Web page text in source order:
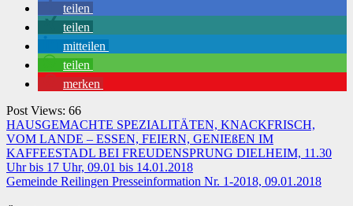
teilen
teilen
mitteilen
teilen
merken
Post Views: 66
Beitragsnavigation
HAUSGEMACHTE SPEZIALITÄTEN, KNACKFRISCH,
VOM LANDE – ESSEN, FEIERN, GENIEßEN IM
KAFFEESTADL BEI FREUDENSPRUNG DIELHEIM, 11.30
Uhr bis 17 Uhr, 09.01 bis 14.01.2018
Gemeinde Reilingen Presseinformation Nr. 1-2018, 09.01.2018